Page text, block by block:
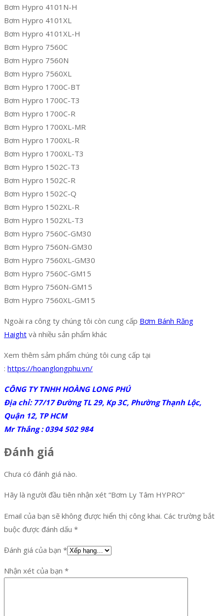
Bơm Hypro 4101N-H
Bơm Hypro 4101XL
Bơm Hypro 4101XL-H
Bơm Hypro 7560C
Bơm Hypro 7560N
Bơm Hypro 7560XL
Bơm Hypro 1700C-BT
Bơm Hypro 1700C-T3
Bơm Hypro 1700C-R
Bơm Hypro 1700XL-MR
Bơm Hypro 1700XL-R
Bơm Hypro 1700XL-T3
Bơm Hypro 1502C-T3
Bơm Hypro 1502C-R
Bơm Hypro 1502C-Q
Bơm Hypro 1502XL-R
Bơm Hypro 1502XL-T3
Bơm Hypro 7560C-GM30
Bơm Hypro 7560N-GM30
Bơm Hypro 7560XL-GM30
Bơm Hypro 7560C-GM15
Bơm Hypro 7560N-GM15
Bơm Hypro 7560XL-GM15
Ngoài ra công ty chúng tôi còn cung cấp Bơm Bánh Răng
Haight và nhiều sản phẩm khác
Xem thêm sảm phẩm chúng tôi cung cấp tại
: https://hoanglongphu.vn/
CÔNG TY TNHH HOÀNG LONG PHÚ
Địa chỉ: 77/17 Đường TL 29, Kp 3C, Phường Thạnh Lộc,
Quận 12, TP HCM
Mr Thắng : 0394 502 984
Đánh giá
Chưa có đánh giá nào.
Hãy là người đầu tiên nhận xét “Bơm Ly Tâm HYPRO”
Email của bạn sẽ không được hiển thị công khai. Các trường bắt
buộc được đánh dấu *
Đánh giá của bạn *
Nhận xét của bạn *